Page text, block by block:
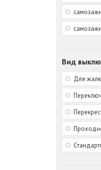
Вид
Для